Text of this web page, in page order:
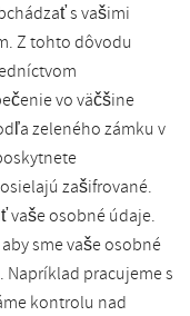
s vašimi
Z tohto dôvodu
vo väčšine
zeleného zámku v
zašifrované.
vaše osobné údaje.
sme vaše osobné
pracujeme s
kontrolu nad